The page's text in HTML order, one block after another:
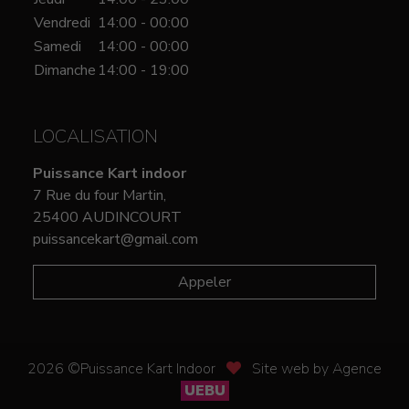
Vendredi 14:00 - 00:00
Samedi
14:00 - 00:00
Dimanche 14:00 - 19:00
LOCALISATION
Puissance Kart indoor
7 Rue du four Martin,
25400 AUDINCOURT
puissancekart@gmail.com
Appeler
2026 ©Puissance Kart Indoor
Site web by Agence
UEBU